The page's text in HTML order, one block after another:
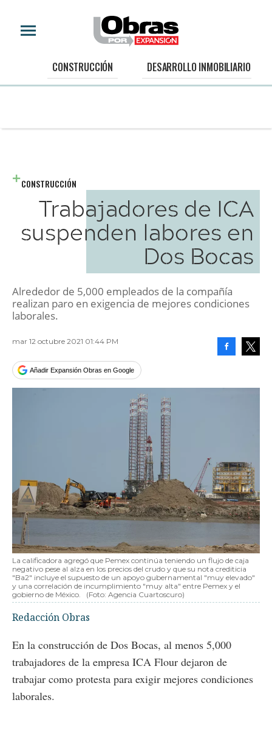
CONSTRUCCIÓN DESARROLLO INMOBILIARIO
CONSTRUCCIÓN
Trabajadores de ICA
suspenden labores en
Dos Bocas
Alrededor de 5,000 empleados de la compañía
realizan paro en exigencia de mejores condiciones
laborales.
mar 12 octubre 2021 01:44 PM
Añadir Expansión Obras en Google
La calificadora agregó que Pemex continúa teniendo un flujo de caja
negativo pese al alza en los precios del crudo y que su nota crediticia
"Ba2" incluye el supuesto de un apoyo gubernamental "muy elevado"
y una correlación de incumplimiento "muy alta" entre Pemex y el
gobierno de México.
(Foto: Agencia Cuartoscuro)
Redacción Obras
En la construcción de Dos Bocas, al menos 5,000
trabajadores de la empresa ICA Flour dejaron de
trabajar como protesta para exigir mejores condiciones
laborales.